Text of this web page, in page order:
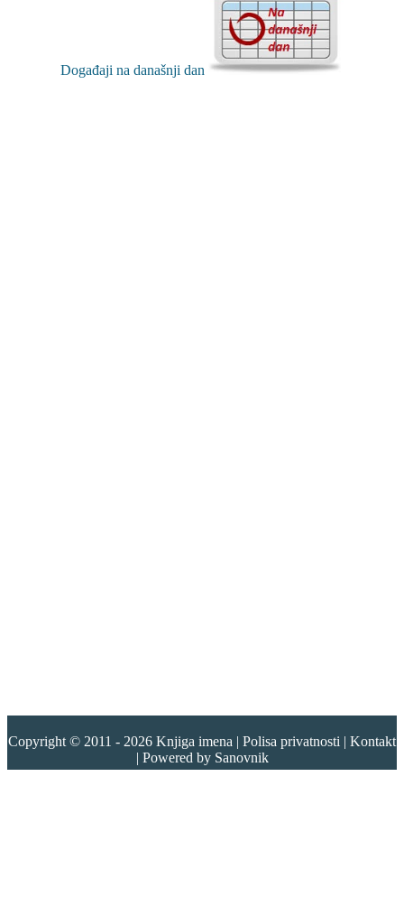
Događaji na današnji dan
Copyright © 2011 - 2026 Knjiga imena | Polisa privatnosti | Kontakt
| Powered by Sanovnik